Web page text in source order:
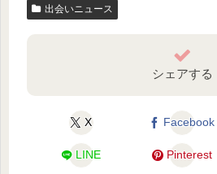
出会いニュース
シェアする
X Facebook
LINE Pinterest